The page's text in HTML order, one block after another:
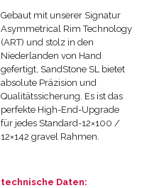
Gebaut mit unserer Signatur
Asymmetrical Rim Technology
(ART) und stolz in den
Niederlanden von Hand
gefertigt, SandStone SL bietet
absolute Präzision und
Qualitätssicherung. Es ist das
perfekte High-End-Upgrade
für jedes Standard-12×100 /
12×142 gravel Rahmen.
technische Daten: